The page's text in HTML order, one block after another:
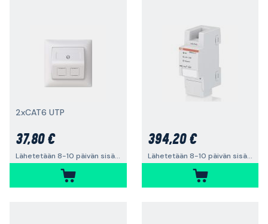
2xCAT6 UTP
37,80 €
Lähetetään 8-10 päivän sisällä
394,20 €
Lähetetään 8-10 päivän sisällä